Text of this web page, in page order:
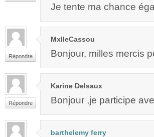
Je tente ma chance
Répondre
MxlleCassou
Bonjour, milles mercis
Répondre
Karine Delsaux
Bonjour ,je participe
barthelemy ferry